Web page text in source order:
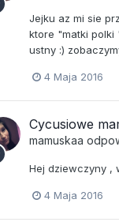
Jejku az mi sie
ktore "matki polki
ustny :)
4 Maja 2016
Cycusiowe
mamuskaa
Hej dziewczyny ,
4 Maja 2016